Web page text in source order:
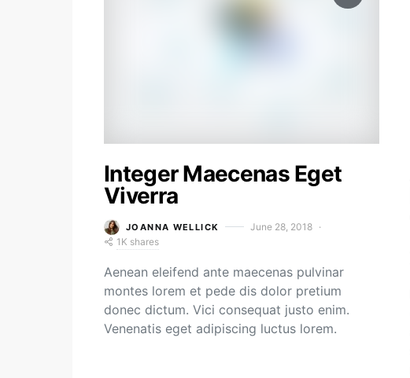
Integer Maecenas Eget
Viverra
JOANNA WELLICK
June 28, 2018
1K shares
Aenean eleifend ante maecenas pulvinar
montes lorem et pede dis dolor pretium
donec dictum. Vici consequat justo enim.
Venenatis eget adipiscing luctus lorem.